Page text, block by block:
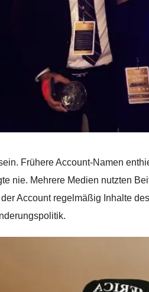
Frühere Account-Namen
nie. Mehrere Medien nutzten
Account regelmäßig Inhalte